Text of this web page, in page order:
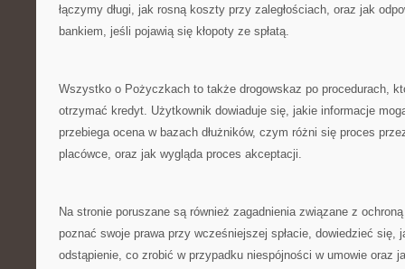
łączymy długi, jak rosną koszty przy zaległościach, oraz jak
bankiem, jeśli pojawią się kłopoty ze spłatą.
Wszystko o Pożyczkach to także drogowskaz po procedurach,
otrzymać kredyt. Użytkownik dowiaduje się, jakie informacje
przebiega ocena w bazach dłużników, czym różni się proces
placówce, oraz jak wygląda proces akceptacji.
Na stronie poruszane są również zagadnienia związane z
poznać swoje prawa przy wcześniejszej spłacie, dowiedzieć się,
odstąpienie, co zrobić w przypadku niespójności w umowie oraz